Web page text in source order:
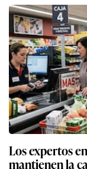
Los expertos
mantienen la